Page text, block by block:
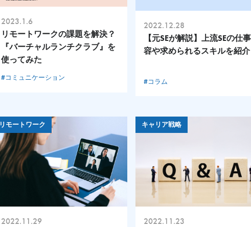
2023.1.6
リモートワークの課題を解決？
『バーチャルランチクラブ』を
使ってみた
#コミュニケーション
2022.12.28
【元SEが解説】上流SEの仕
容や求められるスキルを紹介
#コラム
リモートワーク
2022.11.29
キャリア戦略
2022.11.23